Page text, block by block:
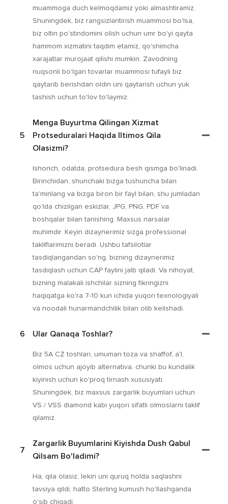
muammoga duch kelmoqdamiz yoki almashtiramiz.
Shuningdek, biz rangsizlantirish muammosi bo'lsa,
biz oltin po'stindomini olish uchun umr bo'yi qayta
hammom xizmatini taqdim etamiz, qo'shimcha
xarajatlar murojaat qilishi mumkin. Zavodning
nuqsonli bo'lgan tovarlar muammosi tufayli biz
qaytarib berishdan oldin uni qaytarish uchun yuk
tashish uchun to'lov to'laymiz.
5
Menga Buyurtma Qilingan Xizmat
Protseduralari Haqida Iltimos Qila
Olasizmi?
Ishonch, odatda, protsedura besh qismga bo'linadi.
Birinchidan, shunchaki bizga tushuncha bilan
ta'minlang va bizga biron bir fayl bilan, shu jumladan
qo'lda chizilgan eskizlar, JPG, PNG, PDF va
boshqalar bilan tanishing. Maxsus narsalar
muhimdir. Keyin dizaynerimiz sizga professional
takliflarimizni beradi. Ushbu tafsilotlar
tasdiqlangandan so'ng, bizning dizaynerimiz
tasdiqlash uchun CAP faylini jalb qiladi. Va nihoyat,
bizning malakali ishchilar sizning fikringizni
haqiqatga ko'ra 7-10 kun ichida yuqori texnologiyali
va noodali hunarmandchilik bilan olib kelishadi.
6 Ular Qanaqa Toshlar?
Biz 5A CZ toshlari, umuman toza va shaffof, a'l,
olmos uchun ajoyib alternativa, chunki bu kundalik
kiyinish uchun ko'proq tirnash xususiyati.
Shuningdek, biz maxsus zargarlik buyumlari uchun
VS / VSS diamond kabi yuqori sifatli olmoslarni taklif
qilamiz.
7
Zargarlik Buyumlarini Kiyishda Dush Qabul
Qilsam Bo'ladimi?
Ha, qila olasiz, lekin uni quruq holda saqlashni
tavsiya qildi, hatto Sterling kumush ho'llashganda
o'sib chiqadi.